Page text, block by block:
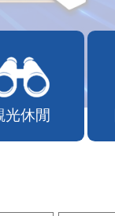
光休閒